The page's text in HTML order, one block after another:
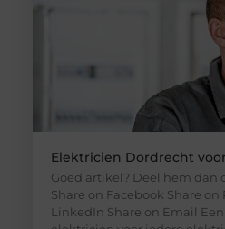
Elektricien Dordrecht
Goed artikel? Deel hem dan
Share on Facebook Share on
LinkedIn Share on Email